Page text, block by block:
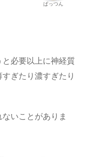
ぱっつん
と必要以上に神経質
ぎたり濃すぎたり
いことがありま